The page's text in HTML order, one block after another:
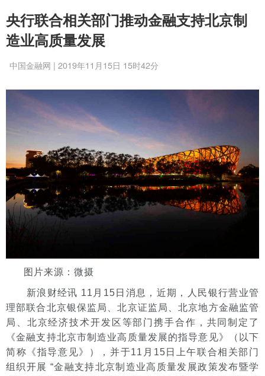
央行联合相关部门推动金融支持北京制
造业高质量发展
中国金融网 | 2019年11月15日 15时42分
图片来源：微摄
新浪财经讯 11月15日消息，近期，人民银行营业管
理部联合北京银保监局、北京证监局、北京地方金融监管
局、北京经济技术开发区等部门携手合作，共同制定了
《金融支持北京市制造业高质量发展的指导意见》（以下
简称《指导意见》），并于11月15日上午联合相关部门
组织开展 “金融支持北京制造业高质量发展政策发布暨学